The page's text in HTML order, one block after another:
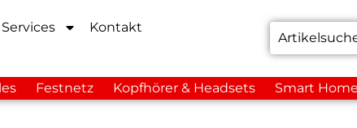
Services
Kontakt
Festnetz Kopfhörer & Headsets Smart